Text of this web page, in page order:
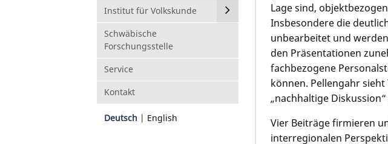
Institut für Volkskunde
Schwäbische
Forschungsstelle
Service
Kontakt
Deutsch English
Lage sind,
Insbesondere die
unbearbeitet und
den Präsentationen
fachbezogene
können. Pellengahr
„nachhaltige
Vier Beiträge firmieren
interregionalen